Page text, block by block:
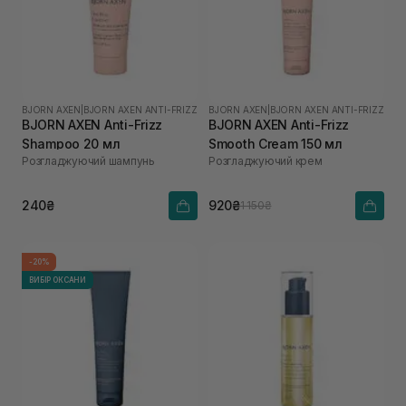
BJORN AXEN BJORN AXEN ANTI-FRIZZ
BJORN AXEN Anti-Frizz
Shampoo 20 мл
Розгладжуючий шампунь
240₴
BJORN AXEN BJORN AXEN ANTI-FRIZZ
BJORN AXEN Anti-Frizz
Smooth Cream 150 мл
Розгладжуючий крем
920₴1 150₴
-20%
ВИБІР ОКСАНИ